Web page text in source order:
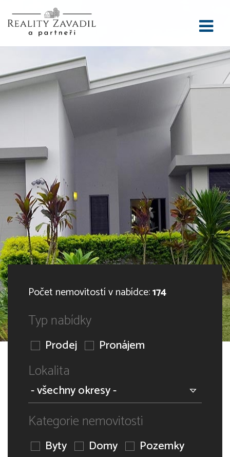
Počet nemovitostí v nabídce:174
Typ nabídky
Prodej Pronájem
Lokalita
Kategorie nemovitosti
Byty Domy
Pozemky